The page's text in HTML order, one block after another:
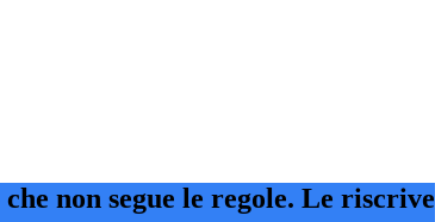
non segue le regole. Le riscrive